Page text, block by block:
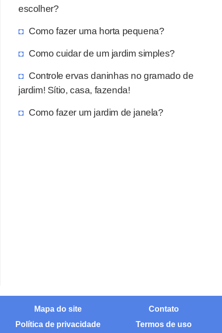
escolher?
Como fazer uma horta pequena?
Como cuidar de um jardim simples?
Controle ervas daninhas no gramado de
jardim! Sítio, casa, fazenda!
Como fazer um jardim de janela?
Mapa do site
Contato
Política de privacidade
Termos de uso